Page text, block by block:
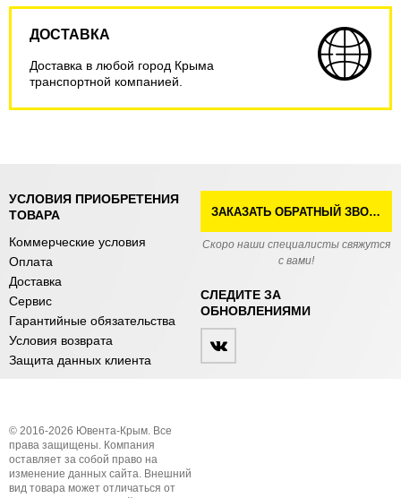
ДОСТАВКА
Доставка в любой город Крыма
транспортной компанией.
УСЛОВИЯ ПРИОБРЕТЕНИЯ
ТОВАРА
Коммерческие условия
Оплата
Доставка
Сервис
Гарантийные обязательства
Условия возврата
Защита данных клиента
ЗАКАЗАТЬ ОБРАТНЫЙ ЗВОНОК
Скоро наши специалисты свяжутся
с вами!
СЛЕДИТЕ ЗА
ОБНОВЛЕНИЯМИ
© 2016-2026 Ювента-Крым. Все
права защищены. Компания
оставляет за собой право на
изменение данных сайта. Внешний
вид товара может отличаться от